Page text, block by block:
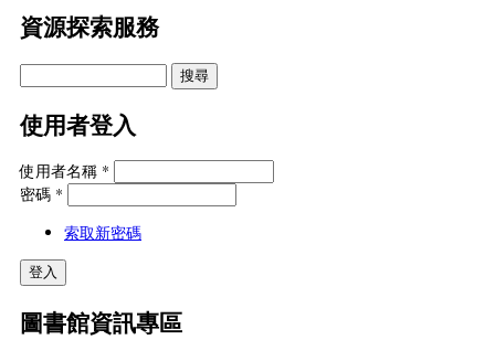
資源探索服務
使用者登入
使用者名稱 *
密碼 *
索取新密碼
圖書館資訊專區